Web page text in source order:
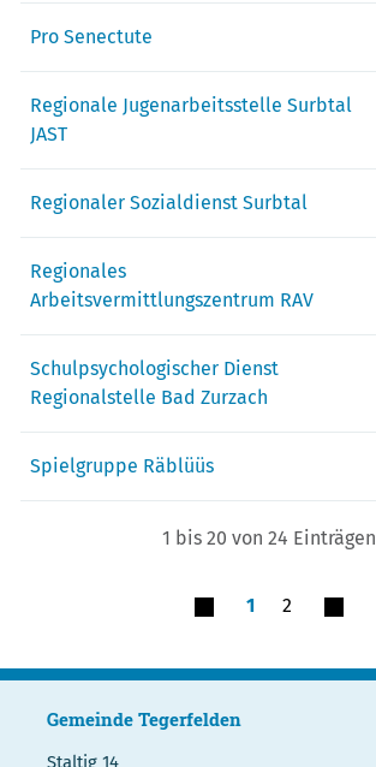
Pro Senectute
Regionale Jugenarbeitsstelle Surbtal
JAST
Regionaler Sozialdienst Surbtal
Regionales
Arbeitsvermittlungszentrum RAV
Schulpsychologischer Dienst
Regionalstelle Bad Zurzach
Spielgruppe Räblüüs
1 bis 20 von 24 Einträgen
1 2
Gemeinde Tegerfelden